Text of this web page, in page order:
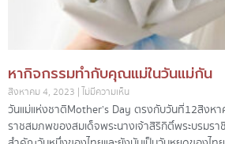
หากิจกรรมทำกับคุณแม่ในวันแม่กัน
สิงหาคม 4, 2023 ไม่มีความเห็น
วันแม่แห่งชาติ Mother’s Day ตรงกับวันที่ 12 สิงห
ราชสมภพของ สมเด็จพระนางเจ้าสิริกิติ์ พระบรมรา